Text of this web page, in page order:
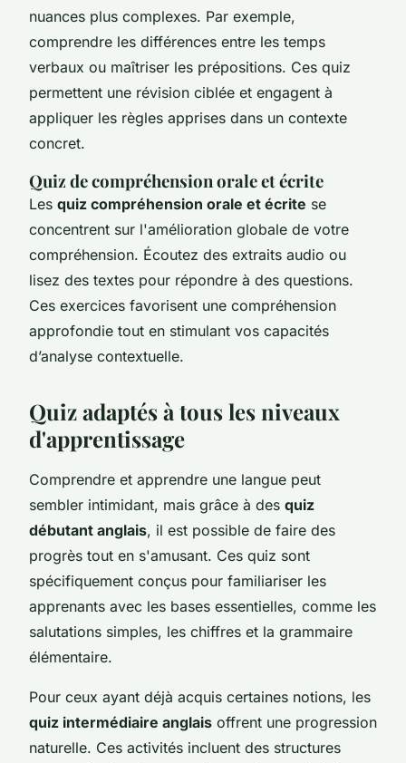
nuances plus complexes. Par exemple,
comprendre les différences entre les temps
verbaux ou maîtriser les prépositions. Ces quiz
permettent une révision ciblée et engagent à
appliquer les règles apprises dans un contexte
concret.
Quiz de compréhension orale et écrite
Les quiz compréhension orale et écrite se
concentrent sur l'amélioration globale de votre
compréhension. Écoutez des extraits audio ou
lisez des textes pour répondre à des questions.
Ces exercices favorisent une compréhension
approfondie tout en stimulant vos capacités
d’analyse contextuelle.
Quiz adaptés à tous les niveaux
d'apprentissage
Comprendre et apprendre une langue peut
sembler intimidant, mais grâce à des quiz
débutant anglais, il est possible de faire des
progrès tout en s'amusant. Ces quiz sont
spécifiquement conçus pour familiariser les
apprenants avec les bases essentielles, comme les
salutations simples, les chiffres et la grammaire
élémentaire.
Pour ceux ayant déjà acquis certaines notions, les
quiz intermédiaire anglais offrent une progression
naturelle. Ces activités incluent des structures